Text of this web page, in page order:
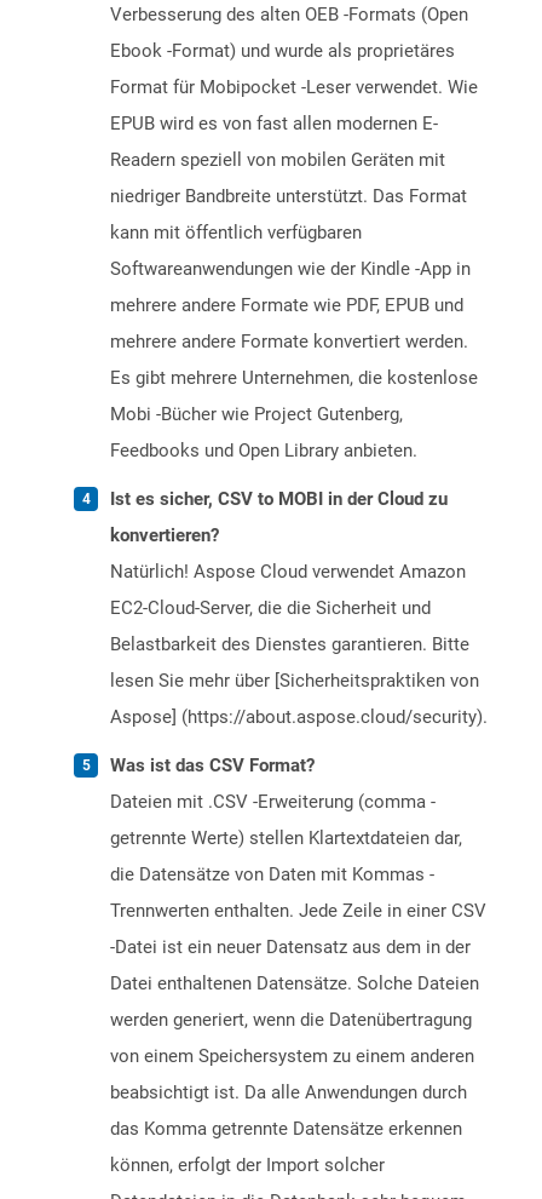
Verbesserung des alten OEB -Formats (Open
Ebook -Format) und wurde als proprietäres
Format für Mobipocket -Leser verwendet. Wie
EPUB wird es von fast allen modernen E-
Readern speziell von mobilen Geräten mit
niedriger Bandbreite unterstützt. Das Format
kann mit öffentlich verfügbaren
Softwareanwendungen wie der Kindle -App in
mehrere andere Formate wie PDF, EPUB und
mehrere andere Formate konvertiert werden.
Es gibt mehrere Unternehmen, die kostenlose
Mobi -Bücher wie Project Gutenberg,
Feedbooks und Open Library anbieten.
Ist es sicher, CSV to MOBI in der Cloud zu
konvertieren?
Natürlich! Aspose Cloud verwendet Amazon
EC2-Cloud-Server, die die Sicherheit und
Belastbarkeit des Dienstes garantieren. Bitte
lesen Sie mehr über [Sicherheitspraktiken von
Aspose] (https://about.aspose.cloud/security).
Was ist das CSV Format?
Dateien mit .CSV -Erweiterung (comma -
getrennte Werte) stellen Klartextdateien dar,
die Datensätze von Daten mit Kommas -
Trennwerten enthalten. Jede Zeile in einer CSV
-Datei ist ein neuer Datensatz aus dem in der
Datei enthaltenen Datensätze. Solche Dateien
werden generiert, wenn die Datenübertragung
von einem Speichersystem zu einem anderen
beabsichtigt ist. Da alle Anwendungen durch
das Komma getrennte Datensätze erkennen
können, erfolgt der Import solcher